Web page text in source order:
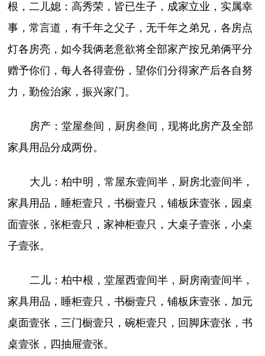
根，二儿媳：高秀荣，皆已生子，成家立业，实属幸
事，常言道，有千年之父子，无千年之弟兄，各房点
灯各房亮，如今我俩老意欲将全部家产按兄弟俩平分
赠予你们，每人各得壹份，望你们分得家产后各自努
力，勤俭治家，振兴家门。
房产：堂屋叁间，厨房叁间，现将此房产及全部
家具用品分成两份。
大儿：柏中明，常屋东壹间半，厨房北壹间半，
家具用品，睡柜壹只，书橱壹只，铺板床壹张，园桌
面壹张，张柜壹只，家神柜壹只，大桌子壹张，小桌
子壹张。
二儿：柏中根，堂屋西壹间半，厨房南壹间半，
家具用品，睡柜壹只，书橱壹只，铺板床壹张，加元
桌面壹张，三门橱壹只，碗柜壹只，回脚床壹张，书
桌壹张，四抽屉壹张。